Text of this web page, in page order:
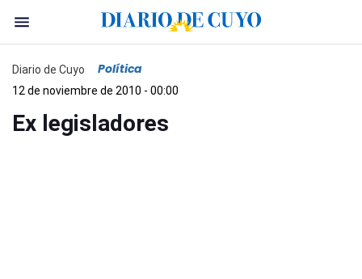
Diario de Cuyo Política
12 de noviembre de 2010 - 00:00
Ex legisladores